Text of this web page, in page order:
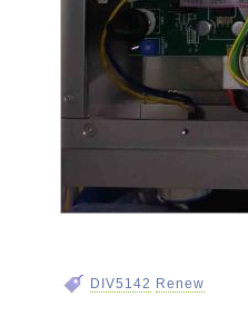
DIV5142 Renew